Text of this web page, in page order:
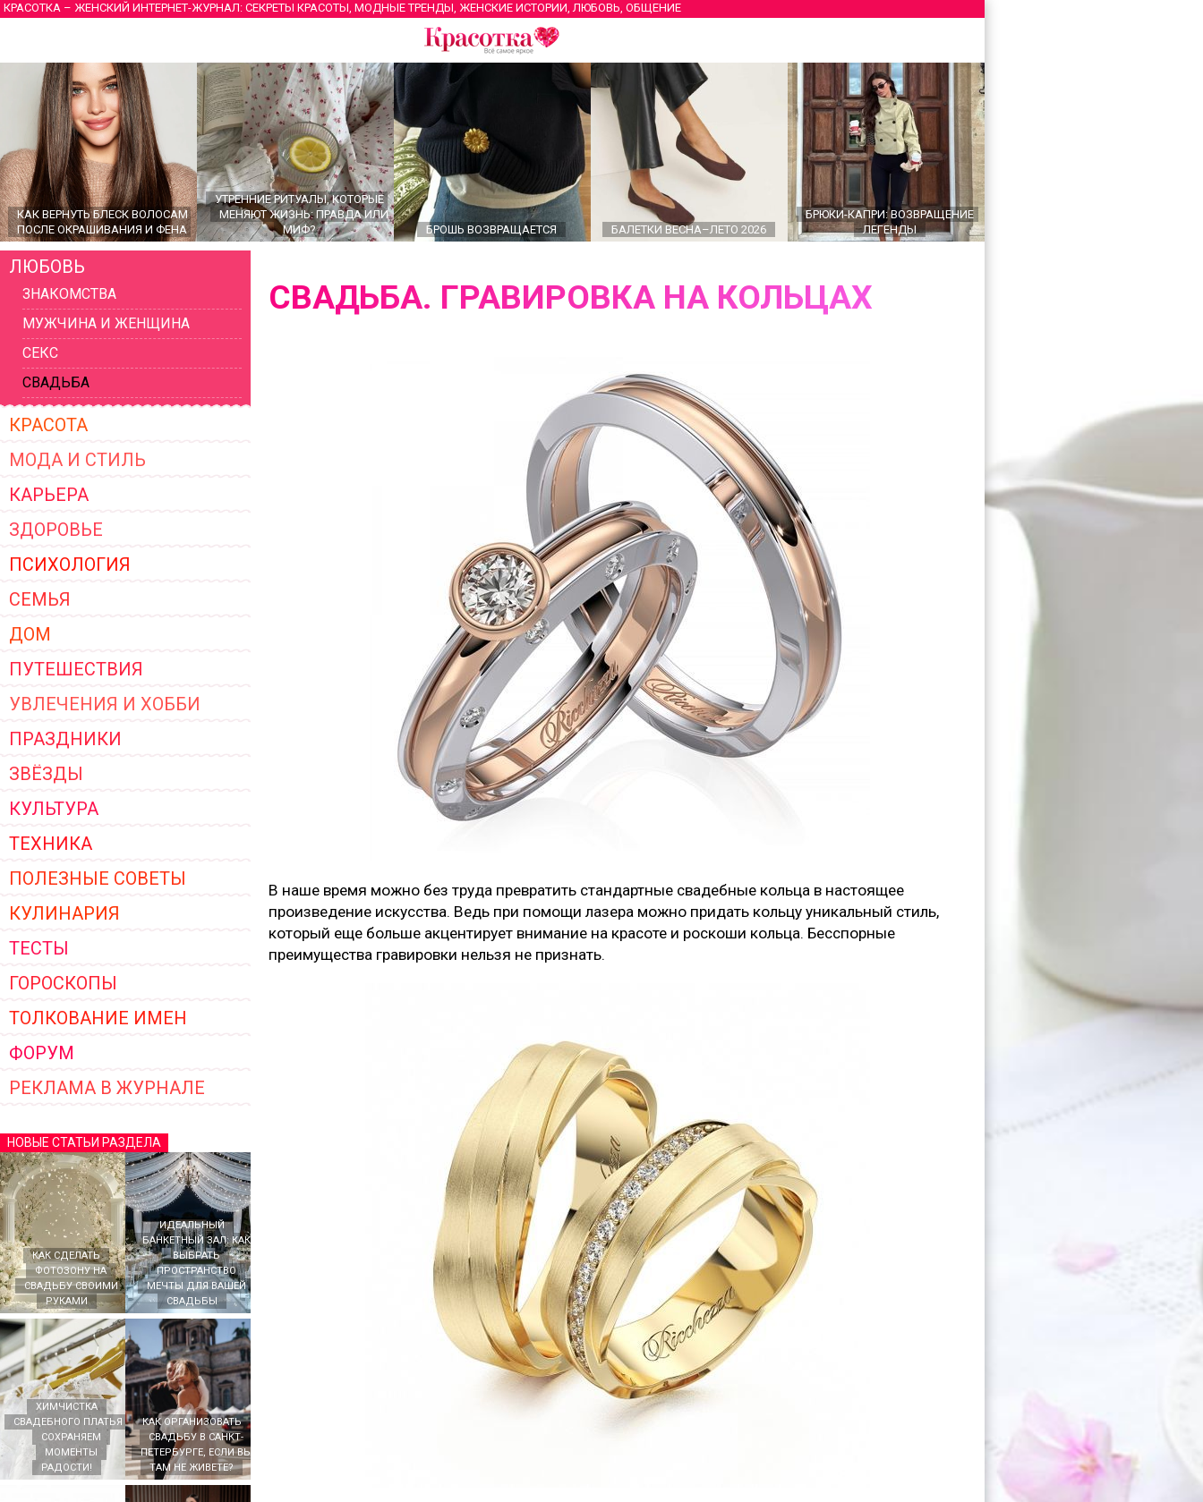
КРАСОТКА – ЖЕНСКИЙ ИНТЕРНЕТ-ЖУРНАЛ: СЕКРЕТЫ КРАСОТЫ, МОДНЫЕ ТРЕНДЫ, ЖЕНСКИЕ ИСТОРИИ, ЛЮБОВЬ, ОБЩЕНИЕ
КАК ВЕРНУТЬ БЛЕСК ВОЛОСАМ
ПОСЛЕ ОКРАШИВАНИЯ И ФЕНА
УТРЕННИЕ РИТУАЛЫ, КОТОРЫЕ
МЕНЯЮТ ЖИЗНЬ: ПРАВДА ИЛИ
МИФ?
БРОШЬ ВОЗВРАЩАЕТСЯ БАЛЕТКИ ВЕСНА–ЛЕТО 2026
БРЮКИ-КАПРИ: ВОЗВРАЩЕНИЕ
ЛЕГЕНДЫ
ГЛАВНЫЕ ТРЕНДЫ ВЕРХНЕЙ
ЛЮБОВЬ
ЗНАКОМСТВА
МУЖЧИНА И ЖЕНЩИНА
СЕКС
СВАДЬБА
КРАСОТА
МОДА И СТИЛЬ
КАРЬЕРА
ЗДОРОВЬЕ
ПСИХОЛОГИЯ
СЕМЬЯ
ДОМ
ПУТЕШЕСТВИЯ
УВЛЕЧЕНИЯ И ХОББИ
ПРАЗДНИКИ
ЗВЁЗДЫ
КУЛЬТУРА
ТЕХНИКА
ПОЛЕЗНЫЕ СОВЕТЫ
КУЛИНАРИЯ
ТЕСТЫ
ГОРОСКОПЫ
ТОЛКОВАНИЕ ИМЕН
ФОРУМ
РЕКЛАМА В ЖУРНАЛЕ
НОВЫЕ СТАТЬИ РАЗДЕЛА
КАК СДЕЛАТЬ
ФОТОЗОНУ НА
СВАДЬБУ СВОИМИ
РУКАМИ
ИДЕАЛЬНЫЙ
БАНКЕТНЫЙ ЗАЛ: КАК
ВЫБРАТЬ
ПРОСТРАНСТВО
МЕЧТЫ ДЛЯ ВАШЕЙ
СВАДЬБЫ
ХИМЧИСТКА
СВАДЕБНОГО ПЛАТЬЯ -
СОХРАНЯЕМ
МОМЕНТЫ
РАДОСТИ!
КАК ОРГАНИЗОВАТЬ
СВАДЬБУ В САНКТ-
ПЕТЕРБУРГЕ, ЕСЛИ ВЫ
ТАМ НЕ ЖИВЕТЕ?
СВАДЬБА. ГРАВИРОВКА НА КОЛЬЦАХ
В наше время можно без труда превратить стандартные свадебные кольца в настоящее
произведение искусства. Ведь при помощи лазера можно придать кольцу уникальный стиль,
который еще больше акцентирует внимание на красоте и роскоши кольца. Бесспорные
преимущества гравировки нельзя не признать.